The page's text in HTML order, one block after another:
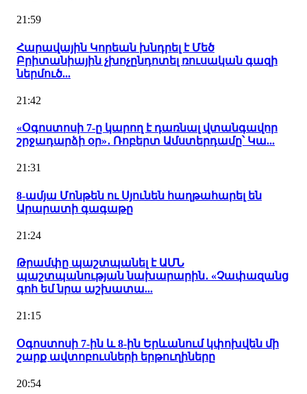
21:59
Հարավային Կորեան խնդրել է Մեծ
Բրիտանիային չխոչընդոտել ռուսական գազի
ներմուծ...
21:42
«Օգոստոսի 7-ը կարող է դառնալ վտանգավոր
շրջադարձի օր»․ Ռոբերտ Ամստերդամը՝ Կա...
21:31
8-ամյա Մոնթեն ու Սյունեն հաղթահարել են
Արարատի գագաթը
21:24
Թրամփը պաշտպանել է ԱՄՆ
պաշտպանության նախարարին․ «Չափազանց
գոհ եմ նրա աշխատա...
21:15
Օգոստոսի 7-ին և 8-ին Երևանում կփոխվեն մի
շարք ավտոբուսների երթուղիները
20:54